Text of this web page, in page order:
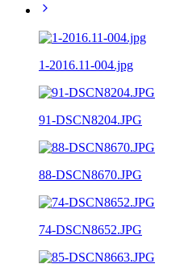
1-2016.11-004.jpg
91-DSCN8204.JPG
88-DSCN8670.JPG
74-DSCN8652.JPG